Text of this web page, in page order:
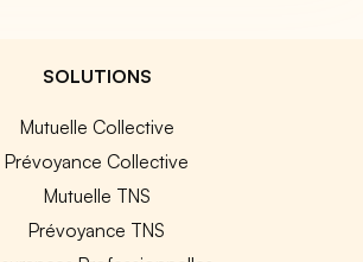
SOLUTIONS
Mutuelle Collective
Prévoyance Collective
Mutuelle TNS
Prévoyance TNS